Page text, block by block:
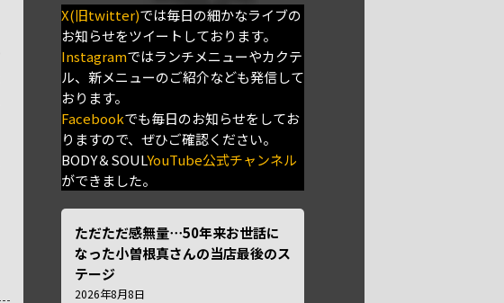
X(旧twitter)では毎日の細かなライブの
お知らせをツイートしております。
Instagramではランチメニューやカクテ
ル、新メニューのご紹介なども発信して
おります。
Facebookでも毎日のお知らせをしてお
りますので、ぜひご確認ください。
BODY＆SOULYouTube公式チャンネル
ができました。
ただただ感無量⋯50年来お世話に
なった小曽根真さんの当店最後のス
テージ
2026年8月8日